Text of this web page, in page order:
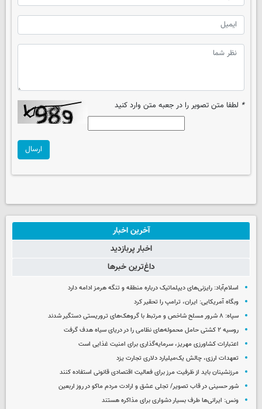
* لطفا متن تصویر را در جعبه متن وارد کنید
ارسال
آخرین اخبار
اخبار پربازدید
داغ‌ترین خبرها
اسلام‌آباد: رایزنی‌های دیپلماتیک درباره منطقه و تنگه هرمز ادامه دارد
وبگاه آمریکایی: ایران، ترامپ را تحقیر کرد
سپاه: ۸ شرور مسلح شاخص و مرتبط با گروهک‌های تروریستی دستگیر شدند
روسیه ۲ کشتی حامل محموله‌های نظامی را در دریای سیاه هدف گرفت
اعتبارات کشاورزی مهریز، سرمایه‌گذاری برای امنیت غذایی است
تعهدات ارزی، چالش یک‌میلیارد دلاری تجارت یزد
مرزنشینان باید از ظرفیت مرز برای فعالیت اقتصادی قانونی استفاده کنند
شور حسینی در قاب تصویر/ تجلی عشق و ارادت مردم ماکو در روز اربعین
ونس: ایرانی‌ها طرف بسیار دشواری برای مذاکره هستند